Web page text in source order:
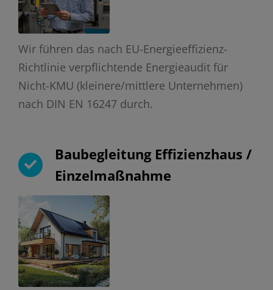
Wir führen das nach EU-Energieeffizienz-
Richtlinie verpflichtende Energieaudit für
Nicht-KMU (kleinere/mittlere Unternehmen)
nach DIN EN 16247 durch.
Baubegleitung Effizienzhaus /
Einzelmaßnahme